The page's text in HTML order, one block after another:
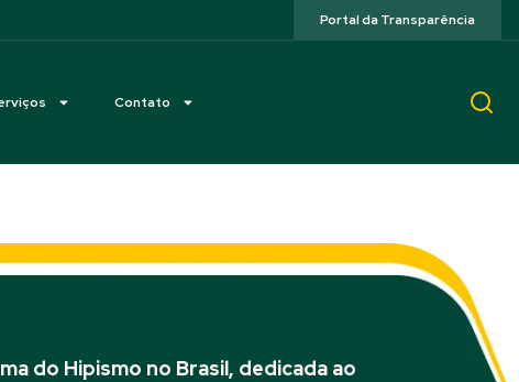
Portal da Transparência
Contato
do Hipismo no Brasil, dedicada ao